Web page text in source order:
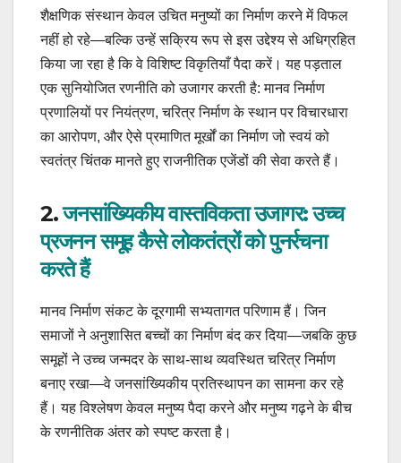
शैक्षणिक संस्थान केवल उचित मनुष्यों का निर्माण करने में विफल
नहीं हो रहे—बल्कि उन्हें सक्रिय रूप से इस उद्देश्य से अधिग्रहित
किया जा रहा है कि वे विशिष्ट विकृतियाँ पैदा करें। यह पड़ताल
एक सुनियोजित रणनीति को उजागर करती है: मानव निर्माण
प्रणालियों पर नियंत्रण, चरित्र निर्माण के स्थान पर विचारधारा
का आरोपण, और ऐसे प्रमाणित मूर्खों का निर्माण जो स्वयं को
स्वतंत्र चिंतक मानते हुए राजनीतिक एजेंडों की सेवा करते हैं।
2.जनसांख्यिकीय वास्तविकता उजागर: उच्च
प्रजनन समूह कैसे लोकतंत्रों को पुनर्रचना
करते हैं
मानव निर्माण संकट के दूरगामी सभ्यतागत परिणाम हैं। जिन
समाजों ने अनुशासित बच्चों का निर्माण बंद कर दिया—जबकि कुछ
समूहों ने उच्च जन्मदर के साथ-साथ व्यवस्थित चरित्र निर्माण
बनाए रखा—वे जनसांख्यिकीय प्रतिस्थापन का सामना कर रहे
हैं। यह विश्लेषण केवल मनुष्य पैदा करने और मनुष्य गढ़ने के बीच
के रणनीतिक अंतर को स्पष्ट करता है।